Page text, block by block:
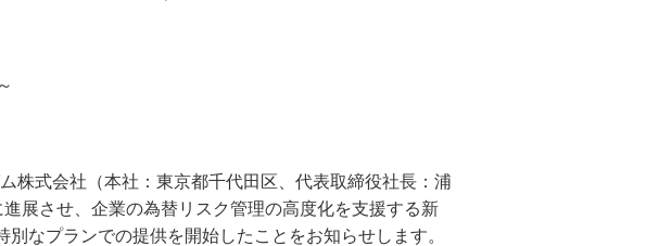
みずほWEB帳票サービス
M's PayBridge
ビジネスマッチング
経営戦略アドバイス
株式会社（本社：東京都千代田区、代表取締役社長：浦
展させ、企業の為替リスク管理の高度化を支援する新
なプランでの提供を開始したことをお知らせします。